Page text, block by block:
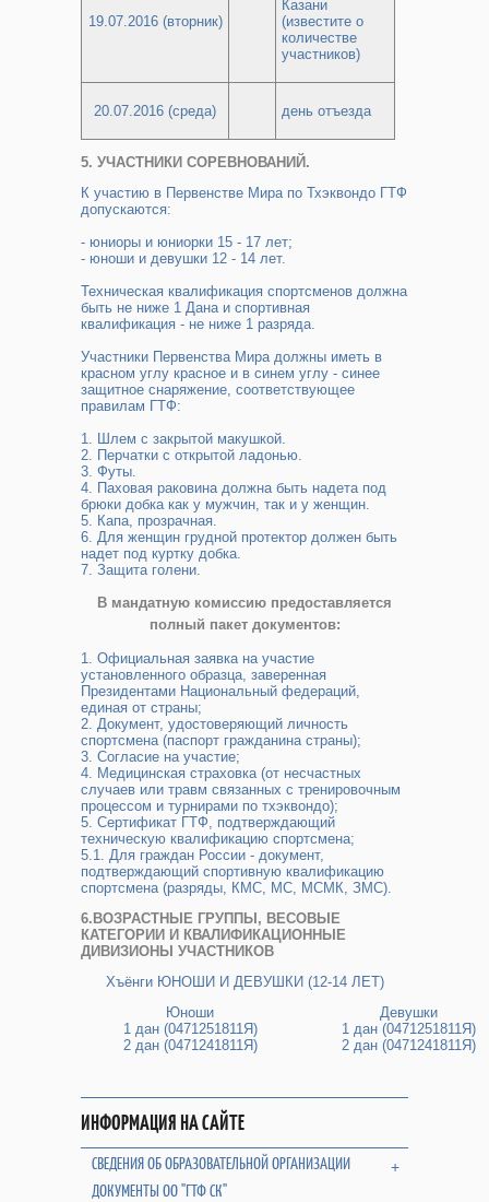
19.07.2016 (вторник)
Казани
(известите о
количестве
участников)
20.07.2016 (среда) день отъезда
5. УЧАСТНИКИ СОРЕВНОВАНИЙ.
К участию в Первенстве Мира по Тхэквондо ГТФ
допускаются:
- юниоры и юниорки 15 - 17 лет;
- юноши и девушки 12 - 14 лет.
Техническая квалификация спортсменов должна
быть не ниже 1 Дана и спортивная
квалификация - не ниже 1 разряда.
Участники Первенства Мира должны иметь в
красном углу красное и в синем углу - синее
защитное снаряжение, соответствующее
правилам ГТФ:
1. Шлем с закрытой макушкой.
2. Перчатки с открытой ладонью.
3. Футы.
4. Паховая раковина должна быть надета под
брюки добка как у мужчин, так и у женщин.
5. Капа, прозрачная.
6. Для женщин грудной протектор должен быть
надет под куртку добка.
7. Защита голени.
В мандатную комиссию предоставляется
полный пакет документов:
1. Официальная заявка на участие
установленного образца, заверенная
Президентами Национальный федераций,
единая от страны;
2. Документ, удостоверяющий личность
спортсмена (паспорт гражданина страны);
3. Согласие на участие;
4. Медицинская страховка (от несчастных
случаев или травм связанных с тренировочным
процессом и турнирами по тхэквондо);
5. Сертификат ГТФ, подтверждающий
техническую квалификацию спортсмена;
5.1. Для граждан России - документ,
подтверждающий спортивную квалификацию
спортсмена (разряды, КМС, МС, МСМК, ЗМС).
6.ВОЗРАСТНЫЕ ГРУППЫ, ВЕСОВЫЕ
КАТЕГОРИИ И КВАЛИФИКАЦИОННЫЕ
ДИВИЗИОНЫ УЧАСТНИКОВ
Хъёнги ЮНОШИ И ДЕВУШКИ (12-14 ЛЕТ)
Юноши
1 дан (0471251811Я)
2 дан (0471241811Я)
Девушки
1 дан (0471251811Я)
2 дан (0471241811Я)
ИНФОРМАЦИЯ НА САЙТЕ
+
СВЕДЕНИЯ ОБ ОБРАЗОВАТЕЛЬНОЙ ОРГАНИЗАЦИИ
ДОКУМЕНТЫ ОО "ГТФ СК"